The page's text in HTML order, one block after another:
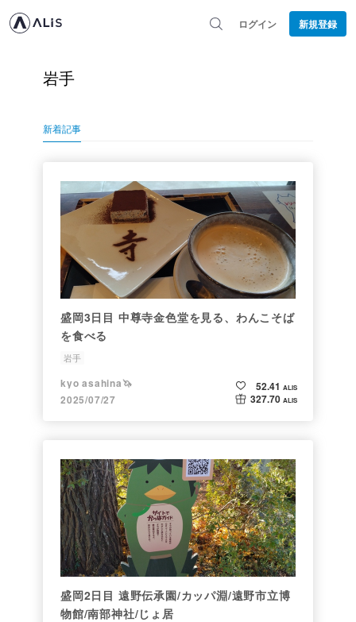
ログイン 新規登録
岩手
新着記事
盛岡3日目 中尊寺金色堂を見る、わんこそば
を食べる
岩手
kyo asahina🦄
2025/07/27
52.41 ALIS
327.70 ALIS
盛岡2日目 遠野伝承園/カッパ淵/遠野市立博
物館/南部神社/じょ居